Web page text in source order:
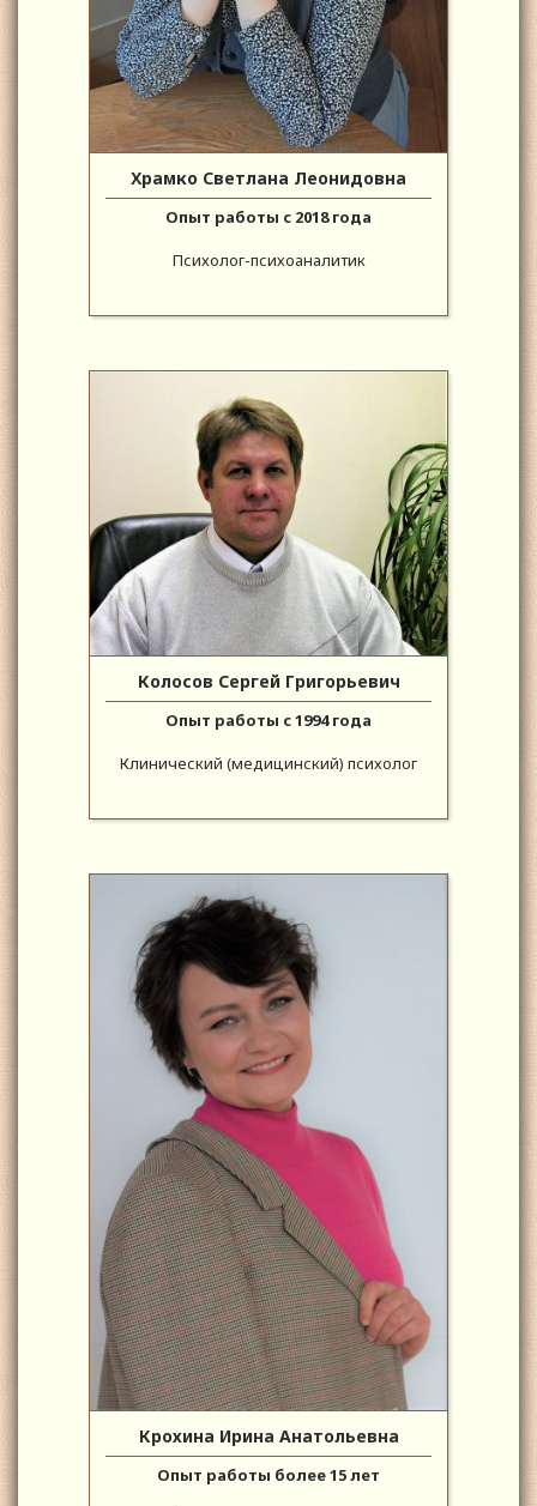
Храмко Светлана Леонидовна
Опыт работы с 2018 года
Психолог-психоаналитик
Колосов Сергей Григорьевич
Опыт работы с 1994 года
Клинический (медицинский) психолог
Крохина Ирина Анатольевна
Опыт работы более 15 лет